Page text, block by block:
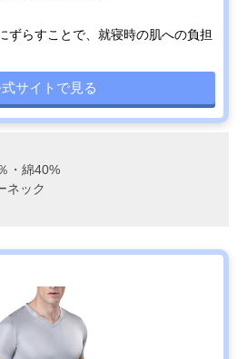
ずらすことで、就寝時の肌への負担
サイトで見る
・綿40%
ネック